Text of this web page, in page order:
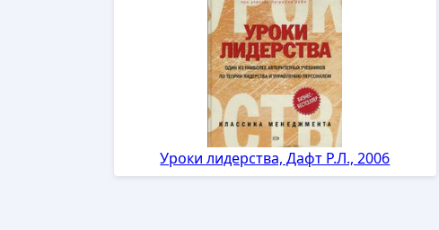
Уроки лидерства, Дафт Р.Л., 2006